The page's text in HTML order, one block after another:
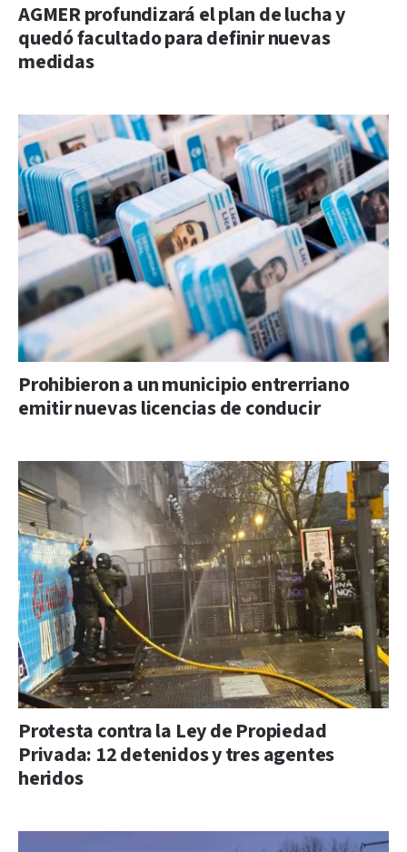
AGMER profundizará el plan de lucha y
quedó facultado para definir nuevas
medidas
Prohibieron a un municipio entrerriano
emitir nuevas licencias de conducir
Protesta contra la Ley de Propiedad
Privada: 12 detenidos y tres agentes
heridos